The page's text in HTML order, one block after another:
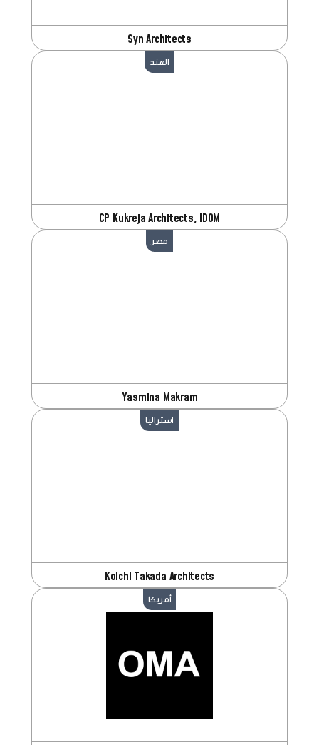
Syn Architects
CP Kukreja Architects, IDOM
الهند
Yasmina Makram
مصر
Koichi Takada Architects
استراليا
أمريكا